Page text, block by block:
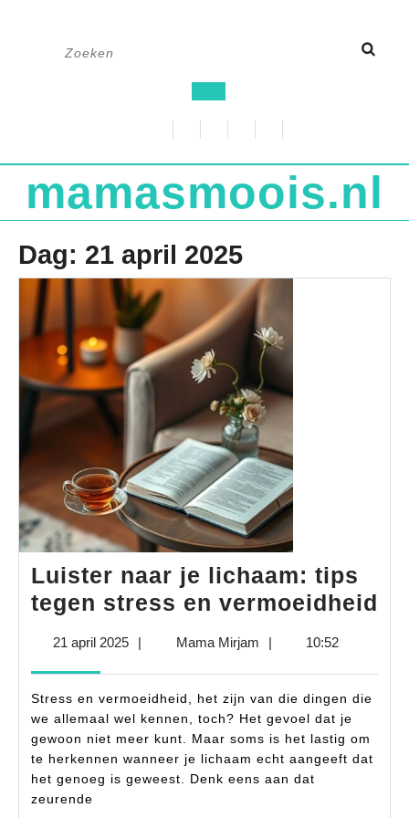
knop
mamasmoois.nl
Dag: 21 april 2025
Luister naar je lichaam: tips
tegen stress en vermoeidheid
21 april 202521| Mama MirjamMama
| 10:52
Stress en vermoeidheid, het zijn van die dingen die
we allemaal wel kennen, toch? Het gevoel dat je
gewoon niet meer kunt. Maar soms is het lastig om
te herkennen wanneer je lichaam echt aangeeft dat
het genoeg is geweest. Denk eens aan dat
zeurende